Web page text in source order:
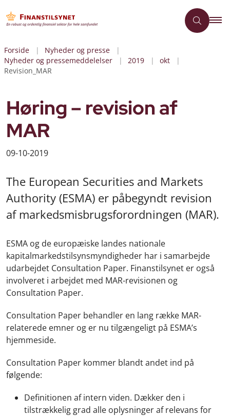
Forside
Nyheder og presse
Nyheder og pressemeddelelser
2019
okt
Revision_MAR
Høring – revision af
MAR
09-10-2019
The European Securities and Markets
Authority (ESMA) er påbegyndt revision
af markedsmisbrugsforordningen (MAR).
ESMA og de europæiske landes nationale
kapitalmarkedstilsynsmyndigheder har i samarbejde
udarbejdet Consultation Paper. Finanstilsynet er også
involveret i arbejdet med MAR-revisionen og
Consultation Paper.
Consultation Paper behandler en lang række MAR-
relaterede emner og er nu tilgængeligt på ESMA’s
hjemmeside.
Consultation Paper kommer blandt andet ind på
følgende:
Definitionen af intern viden. Dækker den i
tilstrækkelig grad alle oplysninger af relevans for